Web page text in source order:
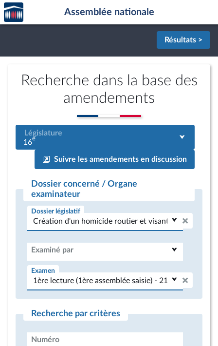
Aller au contenu
Aller en bas de la page
Accèder
à la
page
Assemblée nationale
Résultats >
Recherche dans la base des
amendements
Législature
16e
Suivre les amendements en discussion
Dossier concerné / Organe
examinateur
Dossier législatif
Examiné par
Examen
Recherche par critères
Numéro